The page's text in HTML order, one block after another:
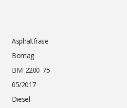
Asphaltfräse
Bomag
BM 2200 75
05/2017
Diesel